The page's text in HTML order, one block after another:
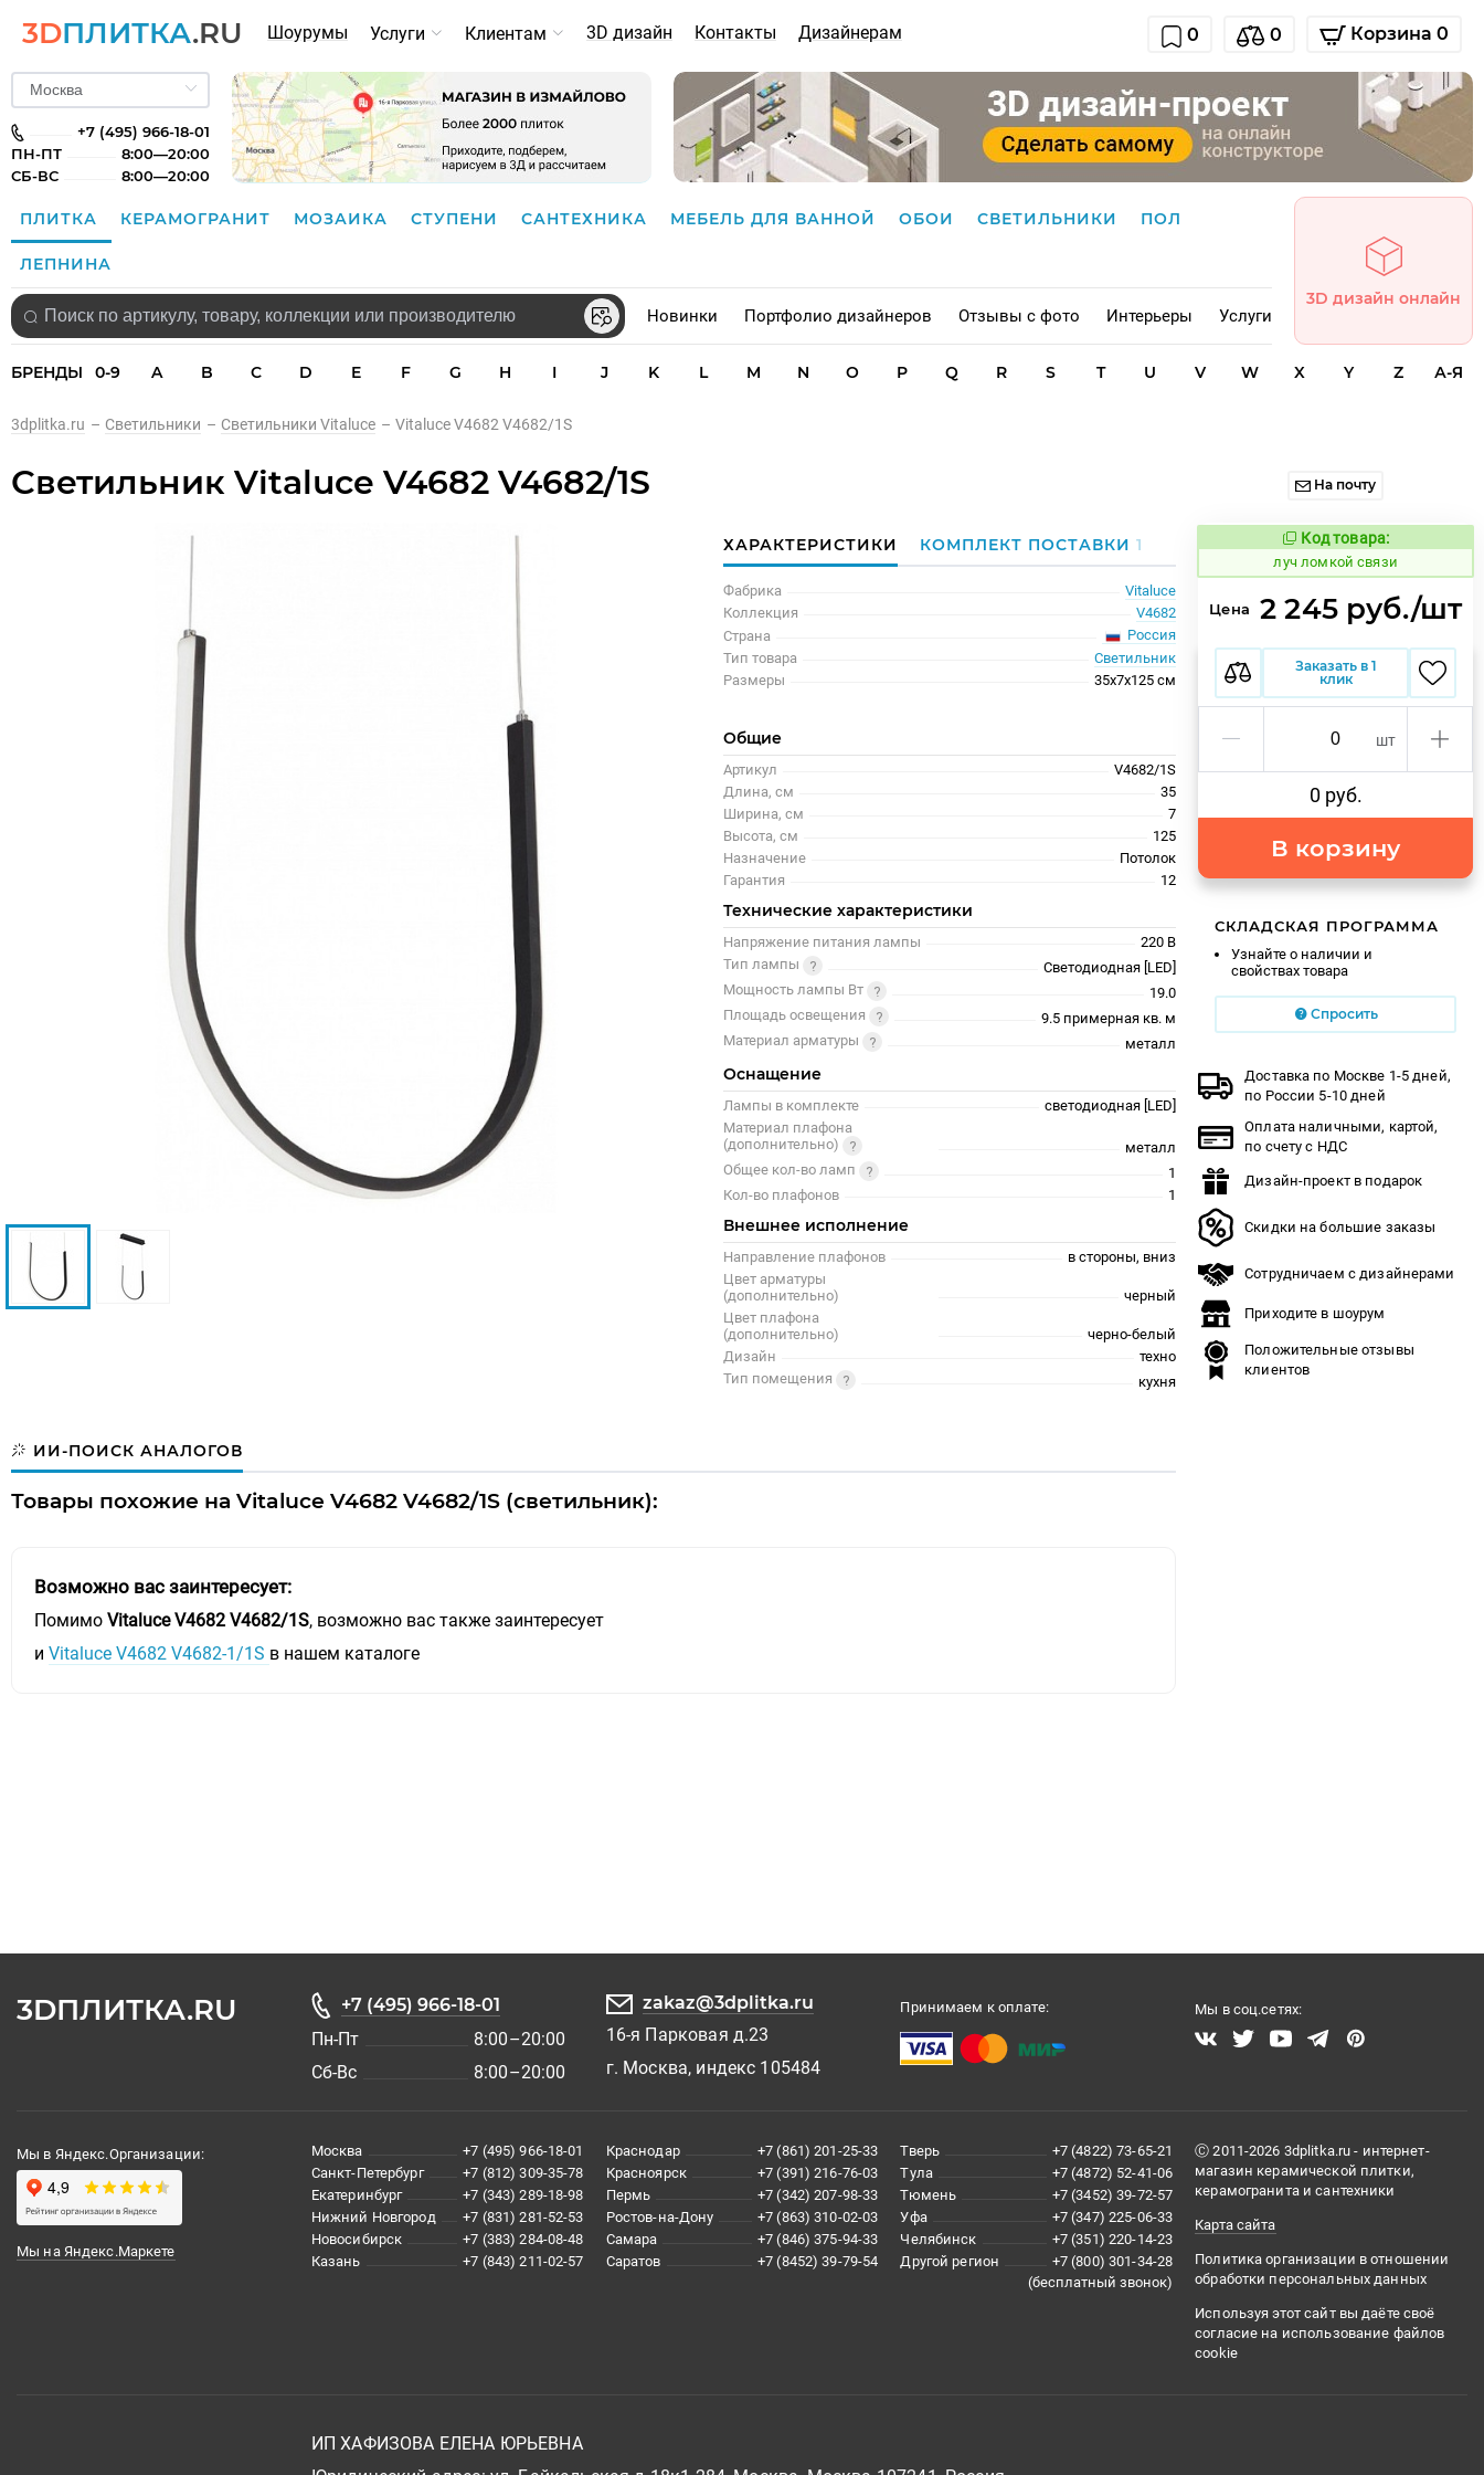
3DПЛИТКА.RU Шоурумы Услуги Клиентам 3D дизайн Контакты Дизайнерам 0 0 Корзина 0
+7 (495) 966-18-01
ПН-ПТ
8:00—20:00
СБ-ВС
8:00—20:00
ПЛИТКА КЕРАМОГРАНИТ МОЗАИКА СТУПЕНИ САНТЕХНИКА МЕБЕЛЬ ДЛЯ ВАННОЙ ОБОИ СВЕТИЛЬНИКИ ПОЛ
ЛЕПНИНА
Новинки Портфолио дизайнеров Отзывы с фото Интерьеры Услуги
3D дизайн онлайн
БРЕНДЫ 0-9 A B C D E F G H I J K L M N O P Q R S T U V W X Y Z А-Я
3dplitka.ru – Светильники – Светильники Vitaluce – Vitaluce V4682 V4682/1S
Светильник Vitaluce V4682 V4682/1S На почту
ХАРАКТЕРИСТИКИ КОМПЛЕКТ ПОСТАВКИ1
Фабрика
Vitaluce
Коллекция
V4682
Страна
Россия
Тип товара
Светильник
Размеры
35x7x125 см
Общие
Артикул
V4682/1S
Длина, см
35
Ширина, см
7
Высота, см
125
Назначение
Потолок
Гарантия
12
Технические характеристики
Напряжение питания лампы
220 В
Тип лампы
Светодиодная [LED]
Мощность лампы Вт
19.0
Площадь освещения
9.5 примерная кв. м
Материал арматуры
металл
Оснащение
Лампы в комплекте
светодиодная [LED]
Материал плафона
(дополнительно)
металл
Общее кол-во ламп
1
Кол-во плафонов
1
Внешнее исполнение
Направление плафонов
в стороны, вниз
Цвет арматуры
(дополнительно)
черный
Цвет плафона
(дополнительно)
черно-белый
Дизайн
техно
Тип помещения
кухня
ИИ-ПОИСК АНАЛОГОВ
Товары похожие на Vitaluce V4682 V4682/1S (светильник):
Возможно вас заинтересует:
Помимо Vitaluce V4682 V4682/1S, возможно вас также заинтересует
и Vitaluce V4682 V4682-1/1S в нашем каталоге
Код товара:
896711 Код товара:
луч ломкой связи
Цена 2 245 руб./шт
Заказать в 1
клик
шт
0 руб.
В корзину
СКЛАДСКАЯ ПРОГРАММА
Узнайте о наличии и
свойствах товара
Спросить
Доставка по Москве 1-5 дней,
по России 5-10 дней
Оплата наличными, картой,
по счету с НДС
Дизайн-проект в подарок
Скидки на большие заказы
Сотрудничаем с дизайнерами
Приходите в шоурум
Положительные отзывы
клиентов
3DПЛИТКА.RU
+7 (495) 966-18-01
Пн-Пт
8:00–20:00
Сб-Вс
8:00–20:00
zakaz@3dplitka.ru
16-я Парковая д.23
г. Москва, индекс 105484
Принимаем к оплате: Мы в соц.сетях:
Мы в Яндекс.Организации:
Мы на Яндекс.Маркете
Москва
+7 (495) 966-18-01
Санкт-Петербург
+7 (812) 309-35-78
Екатеринбург
+7 (343) 289-18-98
Нижний Новгород
+7 (831) 281-52-53
Новосибирск
+7 (383) 284-08-48
Казань
+7 (843) 211-02-57
Краснодар
+7 (861) 201-25-33
Красноярск
+7 (391) 216-76-03
Пермь
+7 (342) 207-98-33
Ростов-на-Дону
+7 (863) 310-02-03
Самара
+7 (846) 375-94-33
Саратов
+7 (8452) 39-79-54
Тверь
+7 (4822) 73-65-21
Тула
+7 (4872) 52-41-06
Тюмень
+7 (3452) 39-72-57
Уфа
+7 (347) 225-06-33
Челябинск
+7 (351) 220-14-23
Другой регион
+7 (800) 301-34-28
(бесплатный звонок)
Ⓒ 2011-2026 3dplitka.ru - интернет-
магазин керамической плитки,
керамогранита и сантехники
Карта сайта
Политика организации в отношении
обработки персональных данных
Используя этот сайт вы даёте своё
согласие на использование файлов
cookie
ИП ХАФИЗОВА ЕЛЕНА ЮРЬЕВНА